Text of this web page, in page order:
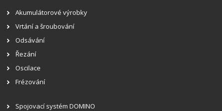
Akumulátorové výrobky
Vrtání a šroubování
Odsávání
Řezání
Oscilace
Frézování
Spojovací systém DOMINO